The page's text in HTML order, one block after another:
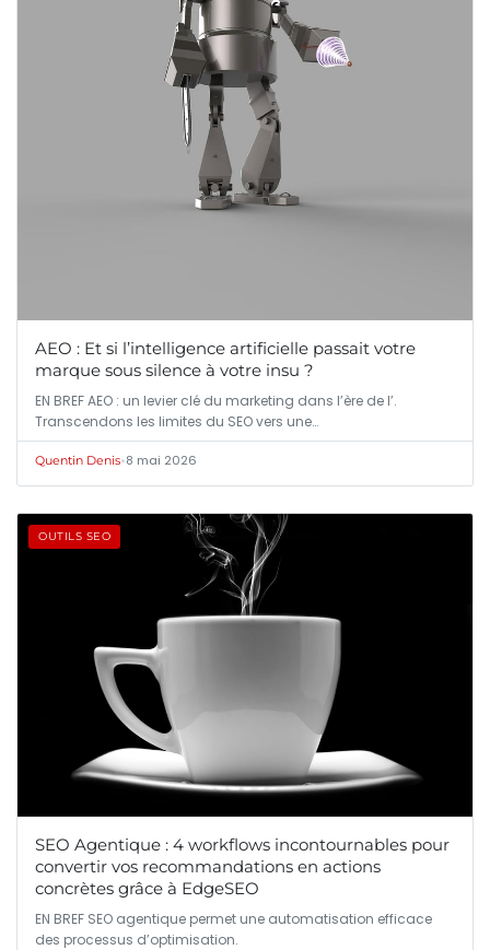
AEO : Et si l’intelligence artificielle passait votre
marque sous silence à votre insu ?
EN BREF AEO : un levier clé du marketing dans l’ère de l’.
Transcendons les limites du SEO vers une…
Quentin Denis•8 mai 2026
OUTILS SEO
SEO Agentique : 4 workflows incontournables pour
convertir vos recommandations en actions
concrètes grâce à EdgeSEO
EN BREF SEO agentique permet une automatisation efficace
des processus d’optimisation.